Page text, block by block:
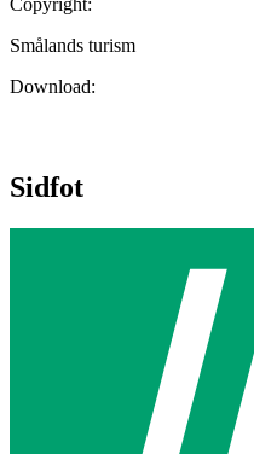
Copyright:
Smålands turism
Download:
Sidfot